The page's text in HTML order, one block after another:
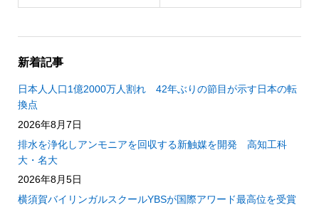
新着記事
日本人人口1億2000万人割れ 42年ぶりの節目が示す日本の転
換点
2026年8月7日
排水を浄化しアンモニアを回収する新触媒を開発 高知工科
大・名大
2026年8月5日
横須賀バイリンガルスクールYBSが国際アワード最高位を受賞